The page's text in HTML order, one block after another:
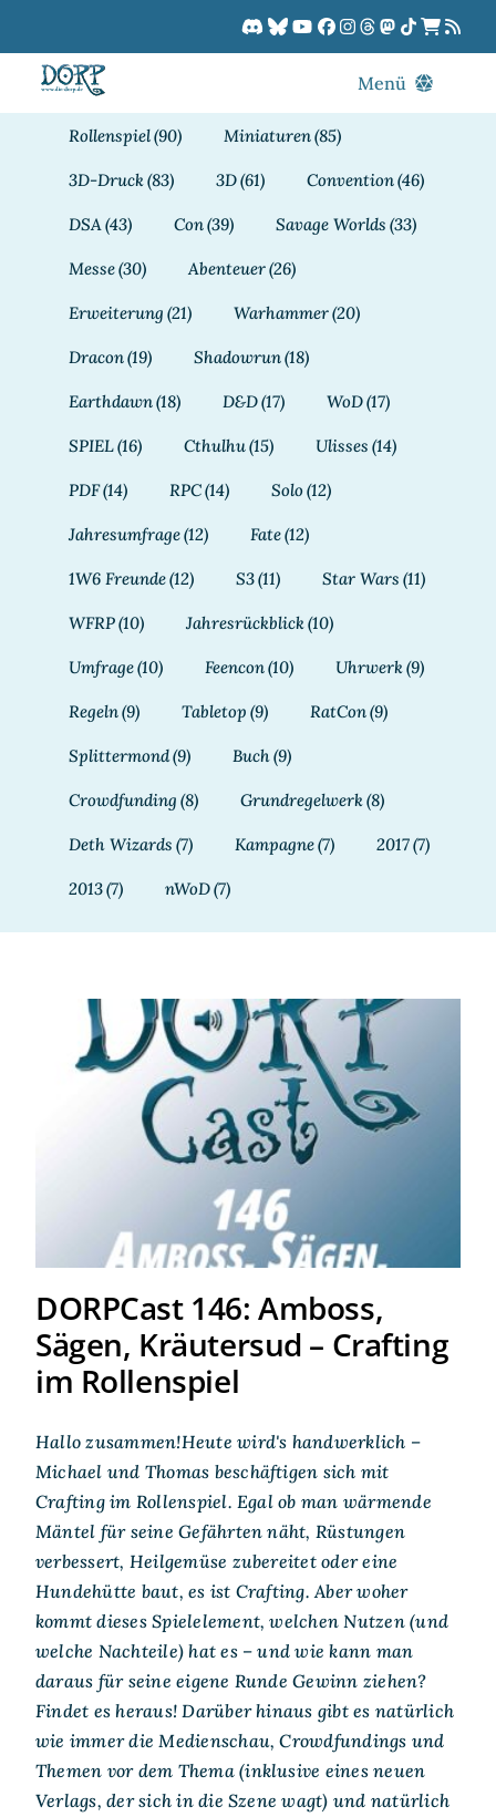
springen
Menü
Rollenspiel(90) Miniaturen(85)
3D-Druck(83) 3D(61) Convention(46)
DSA (43) Con(39) Savage Worlds (33)
Messe(30) Abenteuer(26)
Erweiterung (21) Warhammer(20)
Dracon(19) Shadowrun(18)
Earthdawn(18) D&D(17) WoD(17)
SPIEL(16) Cthulhu(15) Ulisses (14)
PDF(14) RPC(14) Solo(12)
Jahresumfrage(12) Fate(12)
1W6 Freunde(12) S3(11) Star Wars (11)
WFRP(10) Jahresrückblick(10)
Umfrage(10) Feencon(10) Uhrwerk(9)
Regeln(9) Tabletop (9) RatCon(9)
Splittermond(9) Buch(9)
Crowdfunding (8) Grundregelwerk(8)
Deth Wizards (7) Kampagne(7) 2017(7)
2013(7) nWoD(7)
DORPCast 146: Amboss,
Sägen, Kräutersud – Crafting
im Rollenspiel
DORPCast 146: Amboss,
Sägen, Kräutersud – Crafting
im Rollenspiel
Hallo zusammen!Heute wird's handwerklich –
Michael und Thomas beschäftigen sich mit
Crafting im Rollenspiel. Egal ob man wärmende
Mäntel für seine Gefährten näht, Rüstungen
verbessert, Heilgemüse zubereitet oder eine
Hundehütte baut, es ist Crafting. Aber woher
kommt dieses Spielelement, welchen Nutzen (und
welche Nachteile) hat es – und wie kann man
daraus für seine eigene Runde Gewinn ziehen?
Findet es heraus! Darüber hinaus gibt es natürlich
wie immer die Medienschau, Crowdfundings und
Themen vor dem Thema (inklusive eines neuen
Verlags, der sich in die Szene wagt) und natürlich